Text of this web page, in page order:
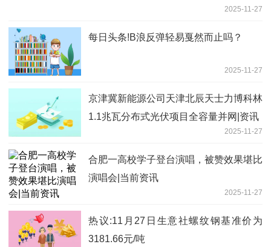
2025-11-27
每日头条!B浪反弹轻易戛然而止吗？
2025-11-27
京津冀新能源公司天津北辰天士力博科林
1.1兆瓦分布式光伏项目全容量并网|资讯
2025-11-27
合肥一高校学子登台演唱，被赞效果堪比
演唱会|当前资讯
2025-11-27
热议:11月27日生意社螺纹钢基准价为
3181.66元/吨